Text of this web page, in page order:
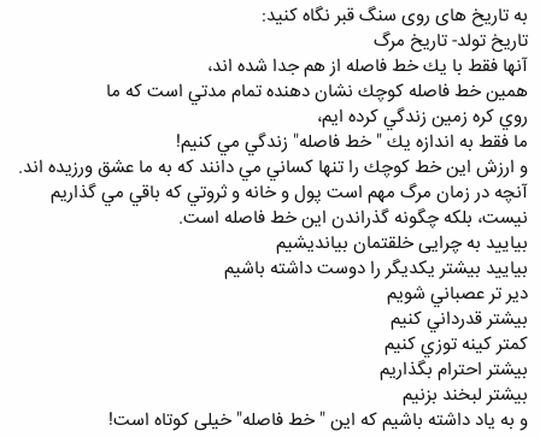
به تاريخ های روی سنگ قبر نگاه کنید:
تاريخ تولد- تاريخ مرگ
آنها فقط با يك خط فاصله از هم جدا شده اند،
همين خط فاصله كوچك نشان دهنده تمام مدتي است كه ما
روي كره زمين زندگي كرده ايم،
ما فقط به اندازه يك " خط فاصله" زندگي مي كنيم!
و ارزش اين خط كوچك را تنها كساني مي دانند كه به ما عشق ورزيده اند.
آنچه در زمان مرگ مهم است پول و خانه و ثروتي كه باقي مي گذاريم
نيست، بلكه چگونه گذراندن اين خط فاصله است.
بياييد به چرايى خلقتمان بيانديشيم
بياييد بيشتر يكديگر را دوست داشته باشيم
دير تر عصباني شويم
بيشتر قدرداني كنيم
كمتر كينه توزي كنيم
بيشتر احترام بگذاريم
بيشتر لبخند بزنيم
و به ياد داشته باشيم كه اين " خط فاصله" خيلی كوتاه است!